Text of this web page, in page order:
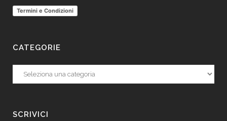
Termini e Condizioni
CATEGORIE
Categorie
SCRIVICI